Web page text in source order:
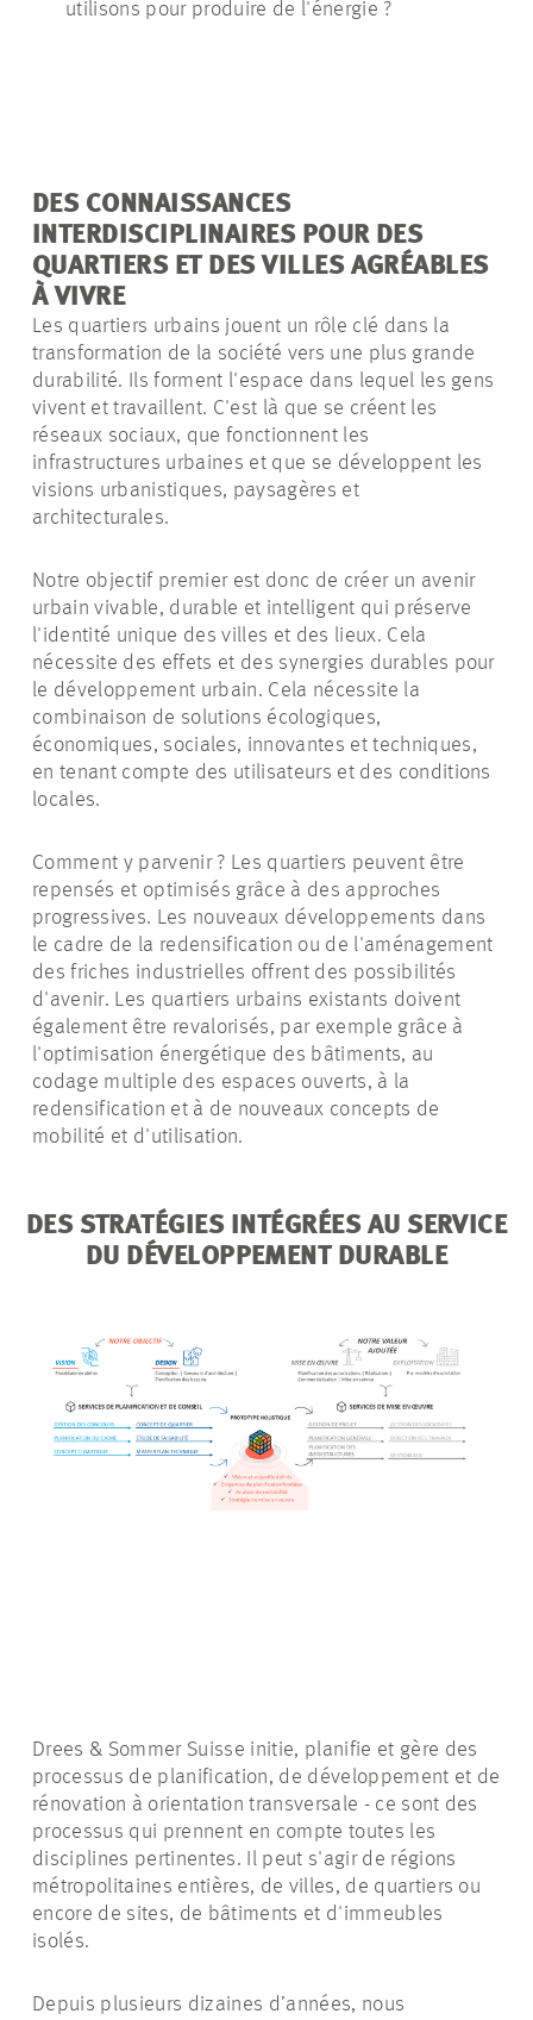
utilisons pour produire de l'énergie ?
DES CONNAISSANCES
INTERDISCIPLINAIRES POUR DES
QUARTIERS ET DES VILLES AGRÉABLES
À VIVRE
Les quartiers urbains jouent un rôle clé dans la
transformation de la société vers une plus grande
durabilité. Ils forment l'espace dans lequel les gens
vivent et travaillent. C'est là que se créent les
réseaux sociaux, que fonctionnent les
infrastructures urbaines et que se développent les
visions urbanistiques, paysagères et
architecturales.
Notre objectif premier est donc de créer un avenir
urbain vivable, durable et intelligent qui préserve
l'identité unique des villes et des lieux. Cela
nécessite des effets et des synergies durables pour
le développement urbain. Cela nécessite la
combinaison de solutions écologiques,
économiques, sociales, innovantes et techniques,
en tenant compte des utilisateurs et des conditions
locales.
Comment y parvenir ? Les quartiers peuvent être
repensés et optimisés grâce à des approches
progressives. Les nouveaux développements dans
le cadre de la redensification ou de l'aménagement
des friches industrielles offrent des possibilités
d'avenir. Les quartiers urbains existants doivent
également être revalorisés, par exemple grâce à
l'optimisation énergétique des bâtiments, au
codage multiple des espaces ouverts, à la
redensification et à de nouveaux concepts de
mobilité et d'utilisation.
DES STRATÉGIES INTÉGRÉES AU SERVICE
DU DÉVELOPPEMENT DURABLE
Drees & Sommer Suisse initie, planifie et gère des
processus de planification, de développement et de
rénovation à orientation transversale - ce sont des
processus qui prennent en compte toutes les
disciplines pertinentes. Il peut s'agir de régions
métropolitaines entières, de villes, de quartiers ou
encore de sites, de bâtiments et d'immeubles
isolés.
Depuis plusieurs dizaines d’années, nous